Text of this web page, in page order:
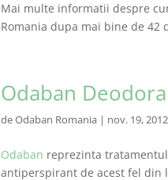
Mai multe informatii despre
Romania dupa mai bine de
Odaban
deOdaban Romania | nov. 19, 2012
Odaban reprezinta
antiperspirant de acest fel din